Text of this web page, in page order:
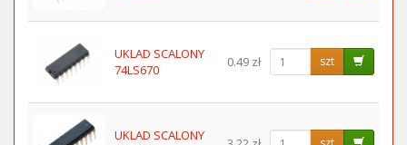
UKLAD SCALONY
74LS670
0.49 zł szt
UKLAD SCALONY